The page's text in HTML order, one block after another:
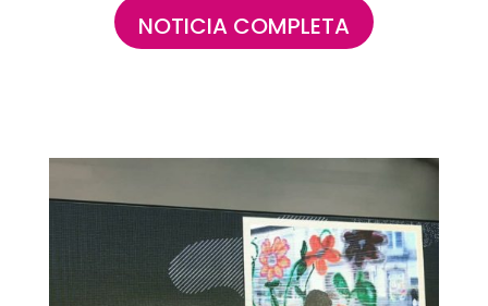
NOTICIA COMPLETA